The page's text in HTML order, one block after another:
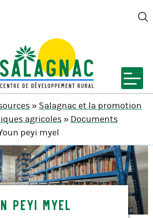
SALAGNAC
» Salagnac et la promotion
agricoles» Documents
peyi myel
peyi myel